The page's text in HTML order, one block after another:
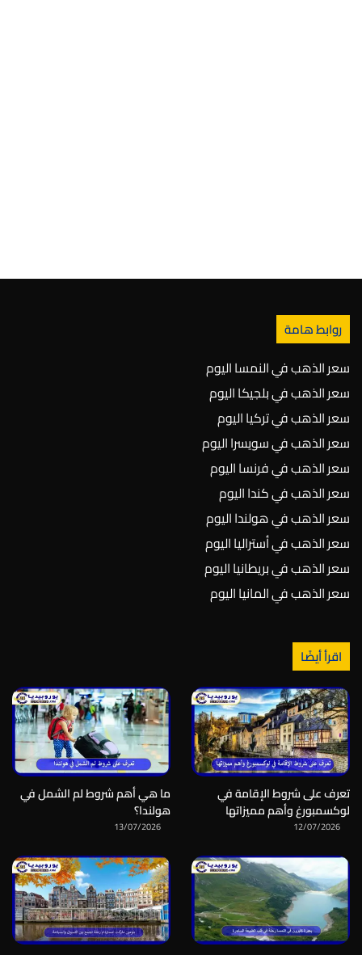
روابط هامة
سعر الذهب في النمسا اليوم
سعر الذهب في بلجيكا اليوم
سعر الذهب في تركيا اليوم
سعر الذهب في سويسرا اليوم
سعر الذهب في فرنسا اليوم
سعر الذهب في كندا اليوم
سعر الذهب في هولندا اليوم
سعر الذهب في أستراليا اليوم
سعر الذهب في بريطانيا اليوم
سعر الذهب في المانيا اليوم
اقرأ أيضًا
تعرف على شروط الإقامة في
لوكسمبورغ وأهم مميزاتها
12/07/2026
ما هي أهم شروط لم الشمل في
هولندا؟
13/07/2026